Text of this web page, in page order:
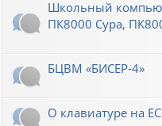
Школьный
ПК8000 Сура,
БЦВМ «БИСЕР-4»
О клавиатуре на